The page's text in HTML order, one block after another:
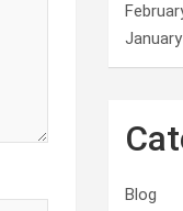
Blog